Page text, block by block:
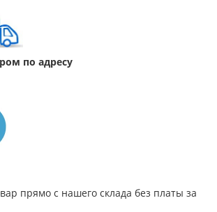
по адресу
прямо с нашего склада без платы за